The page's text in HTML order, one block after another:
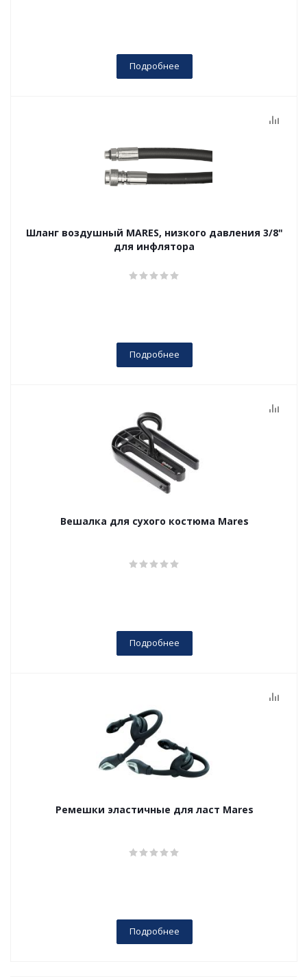
Подробнее
Шланг воздушный MARES, низкого давления 3/8"
для инфлятора
Подробнее
Вешалка для сухого костюма Mares
Подробнее
Ремешки эластичные для ласт Mares
Подробнее